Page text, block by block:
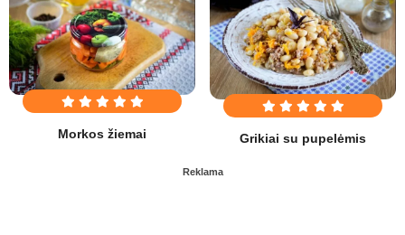
Morkos žiemai Grikiai su pupelėmis
Reklama